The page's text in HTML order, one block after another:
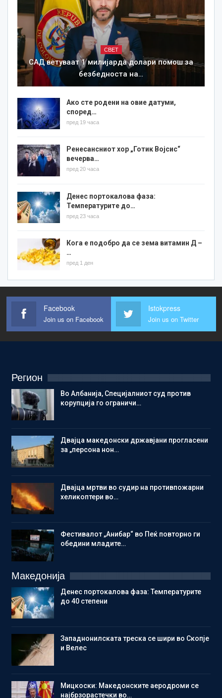
СВЕТ
САД ветуваат 1 милијарда долари помош за
безбедноста на…
Ако сте родени на овие датуми,
според…
пред 19 часа
Ренесансниот хор „Готик Војсис“
вечерва…
пред 20 часа
Денес портокалова фаза:
Температурите до…
пред 23 часа
Кога е подобро да се зема витамин Д –
…
пред 1 ден
Facebook
Join us on Facebook
Istokpress
Join us on Twitter
Регион
Во Албанија, Специјалниот суд против
корупција го ограничи…
Двајца македонски државјани прогласени
за „персона нон…
Двајца мртви во судир на противпожарни
хеликоптери во…
Фестивалот „Анибар“ во Пеќ повторно ги
обедини младите…
Македонија
Денес портокалова фаза: Температурите
до 40 степени
Западнонилската треска се шири во Скопје
и Велес
Мицкоски: Македонските аеродроми се
најбрзорастечки во…